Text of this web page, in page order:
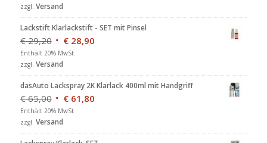
zzgl. Versand
Lackstift Klarlackstift - SET mit Pinsel
€29,20 €28,90
Enthält 20% MwSt.
zzgl. Versand
dasAuto Lackspray 2K Klarlack 400ml mit Handgriff
€65,00 €61,80
Enthält 20% MwSt.
zzgl. Versand